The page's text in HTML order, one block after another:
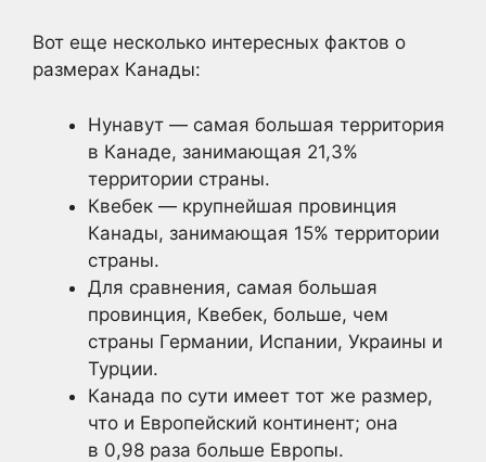
Вот еще несколько интересных фактов о
размерах Канады:
Нунавут — самая большая территория
в Канаде, занимающая 21,3%
территории страны.
Квебек — крупнейшая провинция
Канады, занимающая 15% территории
страны.
Для сравнения, самая большая
провинция, Квебек, больше, чем
страны Германии, Испании, Украины и
Турции.
Канада по сути имеет тот же размер,
что и Европейский континент; она
в 0,98 раза больше Европы.